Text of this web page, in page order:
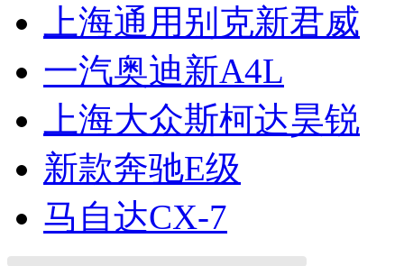
上海通用别克新君威
一汽奥迪新A4L
上海大众斯柯达昊锐
新款奔驰E级
马自达CX-7